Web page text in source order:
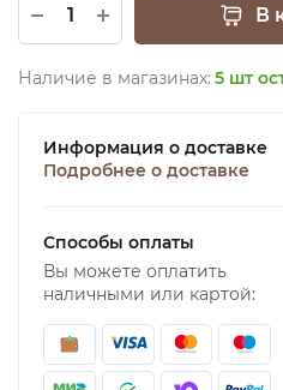
В
Наличие в магазинах: 5 шт
Информация о доставке
Подробнее о доставке
Способы оплаты
Вы можете оплатить
наличными или картой: